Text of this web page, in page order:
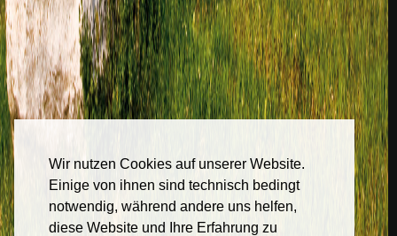
Wir nutzen Cookies auf unserer Website.
Einige von ihnen sind technisch bedingt
notwendig, während andere uns helfen,
diese Website und Ihre Erfahrung zu